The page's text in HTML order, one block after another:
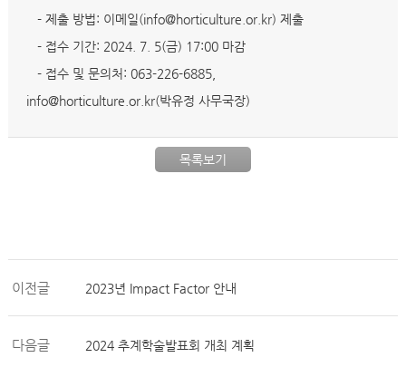
- 제출 방법: 이메일(info@horticulture.or.kr) 제출
- 접수 기간: 2024. 7. 5(금) 17:00 마감
- 접수 및 문의처: 063-226-6885,
info@horticulture.or.kr(박유정 사무국장)
목록보기
이전글 2023년 Impact Factor 안내
다음글 2024 추계학술발표회 개최 계획